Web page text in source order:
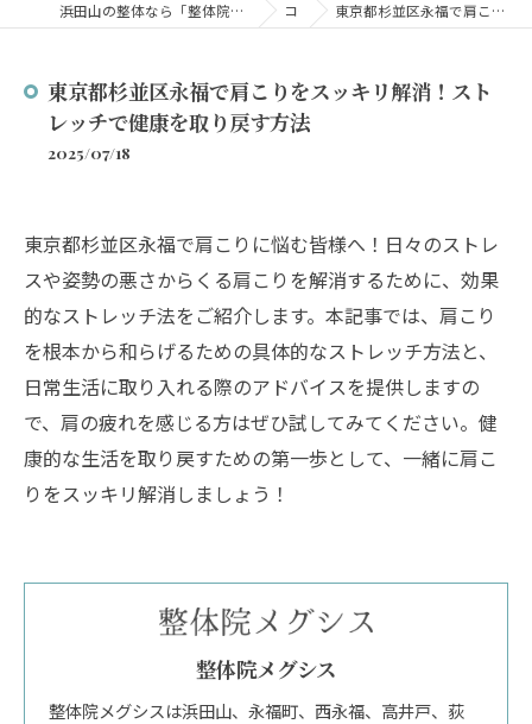
浜田山の整体なら「整体院メグシス」肩こり・腰痛・自律神経の悩みを睡眠から改善 コラム 東京都杉並区永福で肩こりをスッキリ解消！ストレッチで健康を取り戻す方法
東京都杉並区永福で肩こりをスッキリ解消！スト
レッチで健康を取り戻す方法
2025/07/18
東京都杉並区永福で肩こりに悩む皆様へ！日々のストレ
スや姿勢の悪さからくる肩こりを解消するために、効果
的なストレッチ法をご紹介します。本記事では、肩こり
を根本から和らげるための具体的なストレッチ方法と、
日常生活に取り入れる際のアドバイスを提供しますの
で、肩の疲れを感じる方はぜひ試してみてください。健
康的な生活を取り戻すための第一歩として、一緒に肩こ
りをスッキリ解消しましょう！
整体院メグシス
整体院メグシスは浜田山、永福町、西永福、高井戸、荻